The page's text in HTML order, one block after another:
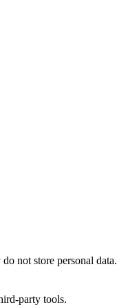
not store personal data.
party tools.